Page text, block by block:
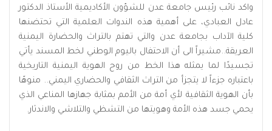
واكد نائب رئيس جامعة عدن للشؤون الأكاديمية الأستاذ الدكتور
عادل العبادي، على أهمية هذه الندوات العلمية التي تحتضنها
كلية الآداب بجامعة عدن والتي تهتم بالتراث والحضارة اليمنية
العريقة..مشيراً الى أن الاحتفال باليوم الوطني لخط المسند يأتي
تجسيدًا لما يمثله هذا الخط من روح الهوية اليمنية التاريخية
باعتباره جزءاً لا يتجزأ من التراث الثقافي والحضاري اليمني.. منوهًا
بأن الهوية الثقافية لأي أمة من الأمم بمثابة جهازها المناعي الذي
يحمي جسد هذه الأمة وهويتها من التشظي والتلاشي والاندثار.